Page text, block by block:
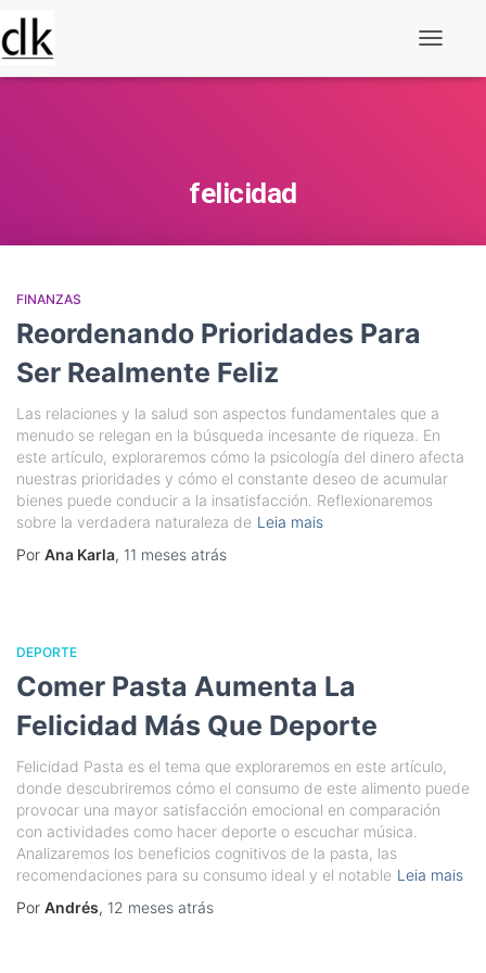
felicidad
FINANZAS
Reordenando Prioridades Para
Ser Realmente Feliz
Las relaciones y la salud son aspectos fundamentales que a
menudo se relegan en la búsqueda incesante de riqueza. En
este artículo, exploraremos cómo la psicología del dinero afecta
nuestras prioridades y cómo el constante deseo de acumular
bienes puede conducir a la insatisfacción. Reflexionaremos
sobre la verdadera naturaleza de Leia mais
Por Ana Karla, 11 meses atrás
DEPORTE
Comer Pasta Aumenta La
Felicidad Más Que Deporte
Felicidad Pasta es el tema que exploraremos en este artículo,
donde descubriremos cómo el consumo de este alimento puede
provocar una mayor satisfacción emocional en comparación
con actividades como hacer deporte o escuchar música.
Analizaremos los beneficios cognitivos de la pasta, las
recomendaciones para su consumo ideal y el notable Leia mais
Por Andrés, 12 meses atrás